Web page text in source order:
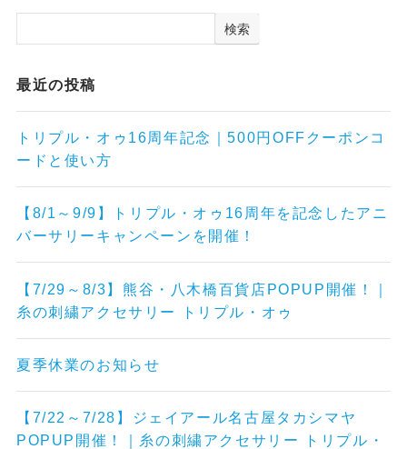
検索
最近の投稿
トリプル・オゥ16周年記念｜500円OFFクーポンコ
ードと使い方
【8/1～9/9】トリプル・オゥ16周年を記念したアニ
バーサリーキャンペーンを開催！
【7/29～8/3】熊谷・八木橋百貨店POPUP開催！｜
糸の刺繍アクセサリー トリプル・オゥ
夏季休業のお知らせ
【7/22～7/28】ジェイアール名古屋タカシマヤ
POPUP開催！｜糸の刺繍アクセサリー トリプル・